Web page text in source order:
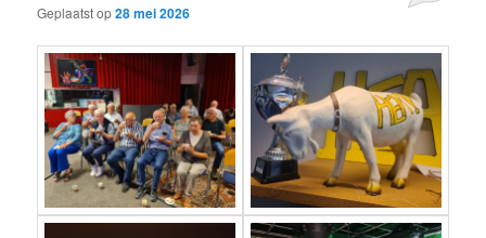
Geplaatst op28 mei 2026